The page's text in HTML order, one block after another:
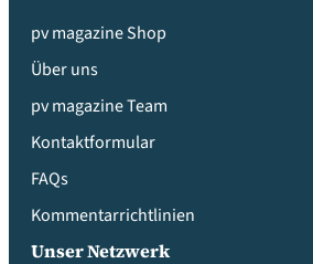
pv magazine Shop
Über uns
pv magazine Team
Kontaktformular
FAQs
Kommentarrichtlinien
Unser Netzwerk